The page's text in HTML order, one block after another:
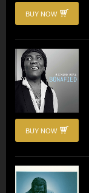
BUY NOW
BUY NOW